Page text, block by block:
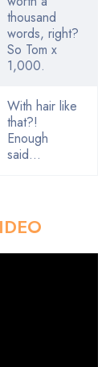
thousand
words, right?
So Tom x
1,000.
With hair like
that?!
Enough
said…